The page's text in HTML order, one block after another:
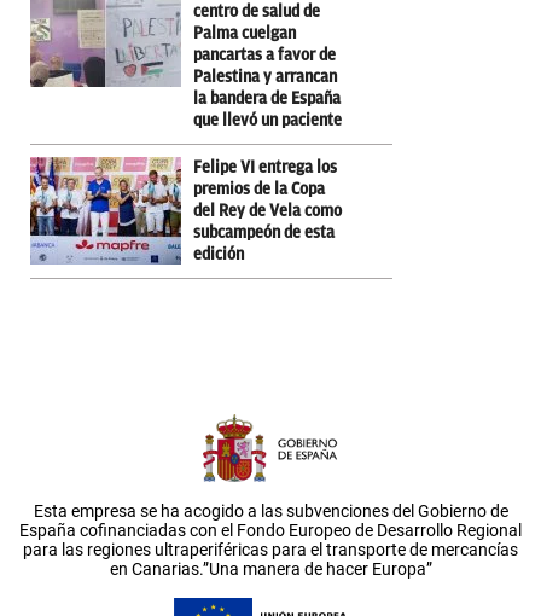
centro de salud de
Palma cuelgan
pancartas a favor de
Palestina y arrancan
la bandera de España
que llevó un paciente
Felipe VI entrega los
premios de la Copa
del Rey de Vela como
subcampeón de esta
edición
Esta empresa se ha acogido a las subvenciones del Gobierno de
España cofinanciadas con el Fondo Europeo de Desarrollo Regional
para las regiones ultraperiféricas para el transporte de mercancías
en Canarias.”Una manera de hacer Europa”